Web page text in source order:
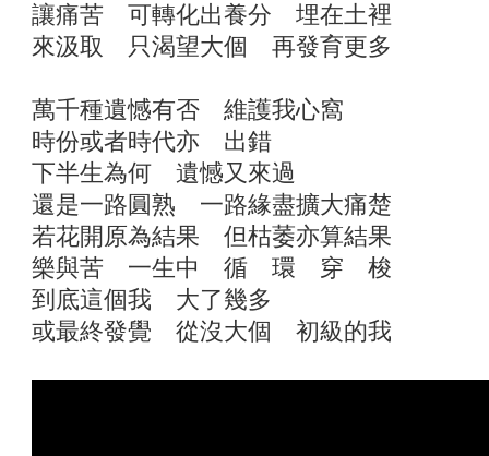
讓痛苦 可轉化出養分 埋在土裡
來汲取 只渴望大個 再發育更多
萬千種遺憾有否 維護我心窩
時份或者時代亦 出錯
下半生為何 遺憾又來過
還是一路圓熟 一路緣盡擴大痛楚
若花開原為結果 但枯萎亦算結果
樂與苦 一生中 循 環 穿 梭
到底這個我 大了幾多
或最終發覺 從沒大個 初級的我